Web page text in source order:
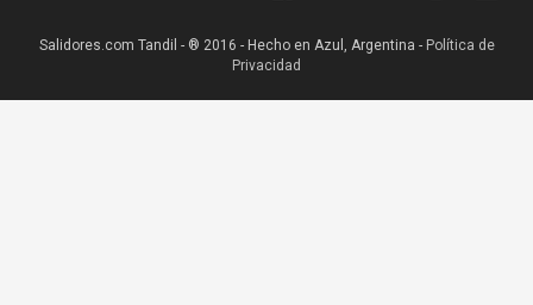
Salidores.com Tandil - ® 2016 - Hecho en Azul, Argentina - Política de
Privacidad